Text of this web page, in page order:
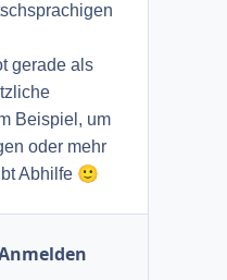
gerade als
Beispiel, um
oder mehr
Abhilfe 🙂